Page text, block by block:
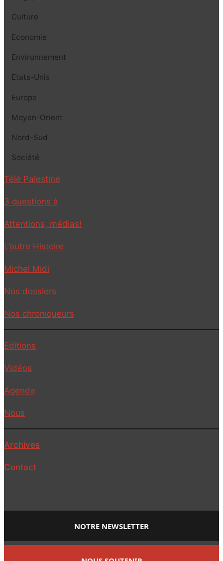
Culture
Economie
Environnement
Etats-Unis
Europe
Moyen-Orient
Nord-Sud
Société
Télé Palestine
3 questions à
Attentions, médias!
L’autre Histoire
Michel Midi
Nos dossiers
Nos chroniqueurs
Editions
Vidéos
Agenda
Nous
Archives
Contact
NOTRE NEWSLETTER